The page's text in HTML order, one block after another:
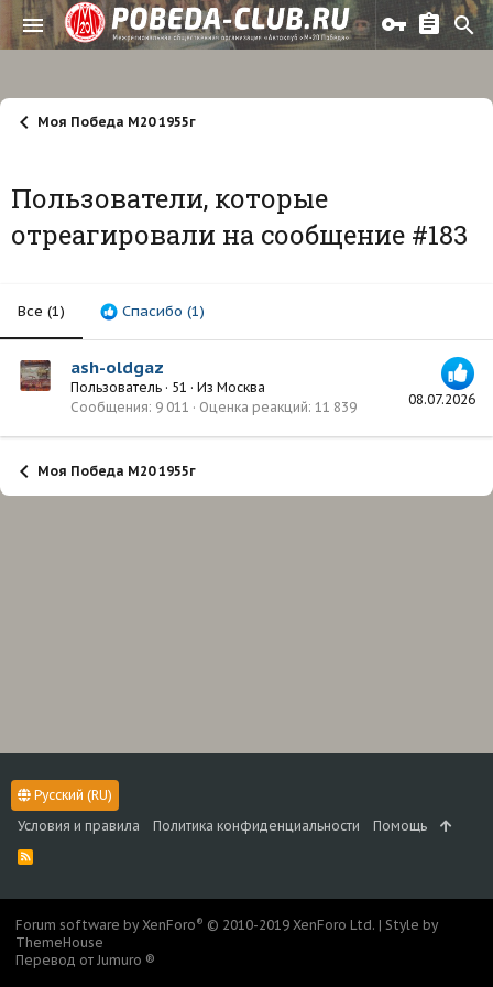
Моя Победа М20 1955г
Пользователи, которые
отреагировали на сообщение #183
Все (1) Спасибо (1)
08.07.2026
ash-oldgaz
Пользователь · 51 · Из Москва
Сообщения 9 011 Оценка реакций 11 839
Моя Победа М20 1955г
Русский (RU)
Условия и правила
Политика конфиденциальности Помощь
R
S
Forum software by XenForo® © 2010-2019 XenForo Ltd. | Style by
ThemeHouse
Перевод от Jumuro ®